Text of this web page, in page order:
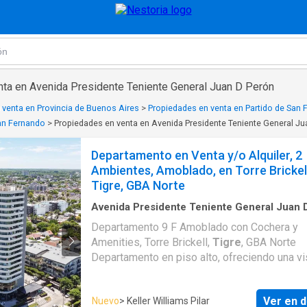
en Avenida Presidente Teniente General Juan D Perón
en Provincia de Buenos Aires > Propiedades en venta en Partido de San
Fernando > Propiedades en venta en Avenida Presidente Teniente General
Departamento en Venta y/o Alquiler, 2
Ambientes, Amoblado, en Torre
Tigre, GBA Norte
Avenida Presidente Teniente General Juan
acondicionado·Balcón·Cochera· Electricidad
Gimnasio· Internet·Seguridad·Pileta
Departamento 9 F Amoblado con Cochera y
Amenities, Torre Brickell, Tigre, GBA Norte
Departamento en piso alto, ofreciendo una
. Este departamento
aire acondicionado tanto en la habitación
Nuevo> Keller Williams Pilar Ver en